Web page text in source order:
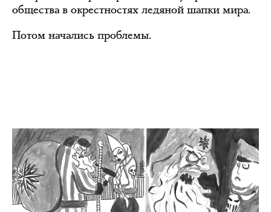
общества в окрестностях ледяной шапки мира.
Потом начались проблемы.